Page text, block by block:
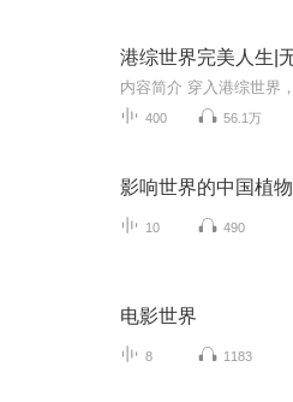
400 56.1万
影响世界的中国植物
10 490
电影世界
8 1183